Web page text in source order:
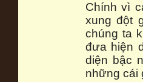
Chính vì
xung đột
chúng ta
đưa hiện
diện bậc
những cái